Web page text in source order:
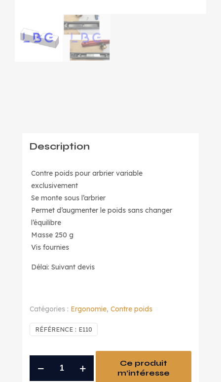
Description
Contre poids pour arbrier variable
exclusivement
Se monte sous l’arbrier
Permet d’augmenter le poids sans changer
l’équilibre
Masse 250 g
Vis fournies
Délai: Suivant devis
Catégories : Ergonomie, Contre poids
RÉFÉRENCE : E110
Ce produit
m’intéresse